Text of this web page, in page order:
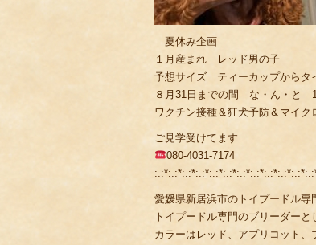
夏休み企画
１月産まれ レッド男の子
予想サイズ ティーカップからタ
８月31日までの間 な・ん・と
ワクチン接種＆狂犬予防＆マイ
ご見学受けてます
080-4031-7174
愛媛県新居浜市のトイプードル専
トイプードル専門のブリーダー
カラーはレッド、アプリコット